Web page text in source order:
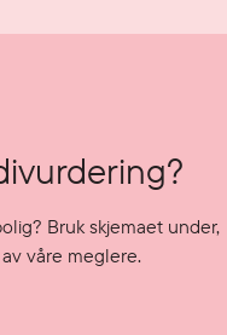
Bruk skjemaet under,
våre meglere.